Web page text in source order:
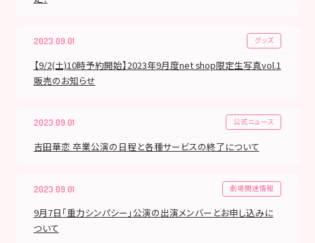
2023.09.01 グッズ
【9/2(土)10時予約開始】2023年9月度net shop限定生写真vol.1
販売のお知らせ
2023.09.01 公式ニュース
吉田華恋 卒業公演の日程と各種サービスの終了について
2023.09.01 劇場関連情報
9月7日「重力シンパシー」公演の出演メンバーとお申し込みに
ついて